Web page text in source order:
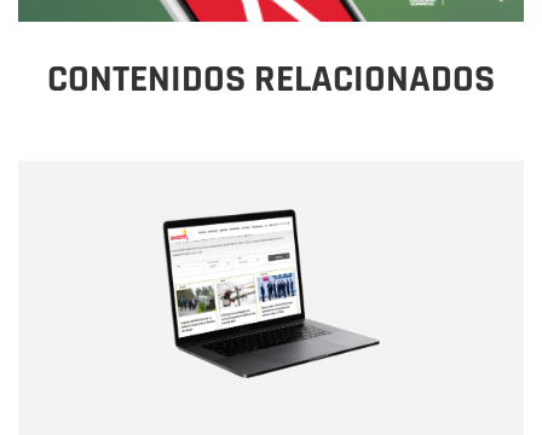
CONTENIDOS RELACIONADOS
Correo electrónico
Tipo de comentario